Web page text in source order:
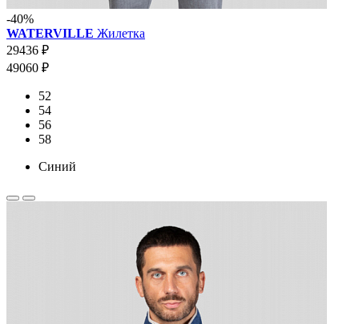
-40%
WATERVILLE Жилетка
29436 ₽
49060 ₽
52
54
56
58
Синий